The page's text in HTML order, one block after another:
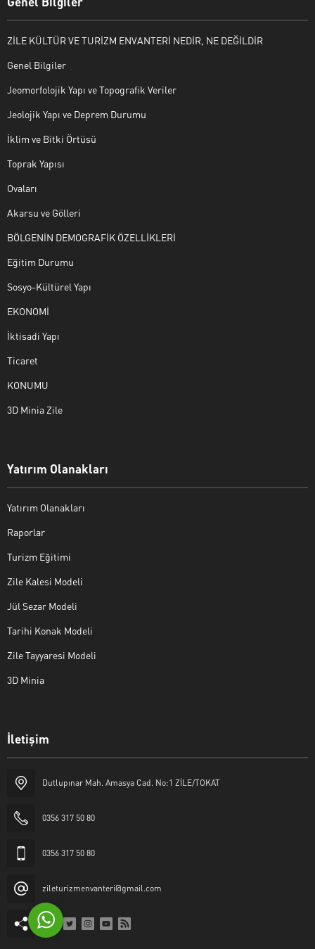
ZİLE KÜLTÜR VE TURİZM ENVANTERİ NEDİR, NE DEĞİLDİR
Genel Bilgiler
Jeomorfolojik Yapı ve Topografik Veriler
Jeolojik Yapı ve Deprem Durumu
İklim ve Bitki Örtüsü
Toprak Yapısı
Ovaları
Akarsu ve Gölleri
BÖLGENİN DEMOGRAFİK ÖZELLİKLERİ
Eğitim Durumu
Sosyo-Kültürel Yapı
EKONOMİ
İktisadi Yapı
Ticaret
KONUMU
3D Minia Zile
Yatırım Olanakları
Yatırım Olanakları
Raporlar
Turizm Eğitimi
Zile Kalesi Modeli
Jül Sezar Modeli
Tarihi Konak Modeli
Zile Tayyaresi Modeli
3D Minia
İletişim
Dutlupınar Mah. Amasya Cad. No:1 ZİLE/TOKAT
0356 317 50 80
0356 317 50 80
zileturizmenvanteri@gmail.com